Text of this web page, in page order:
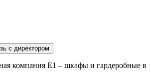
с директором
компания Е1 – шкафы и гардеробные в